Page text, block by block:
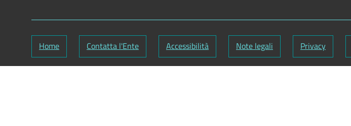
Home Contatta l'Ente Accessibilità Note legali Privacy